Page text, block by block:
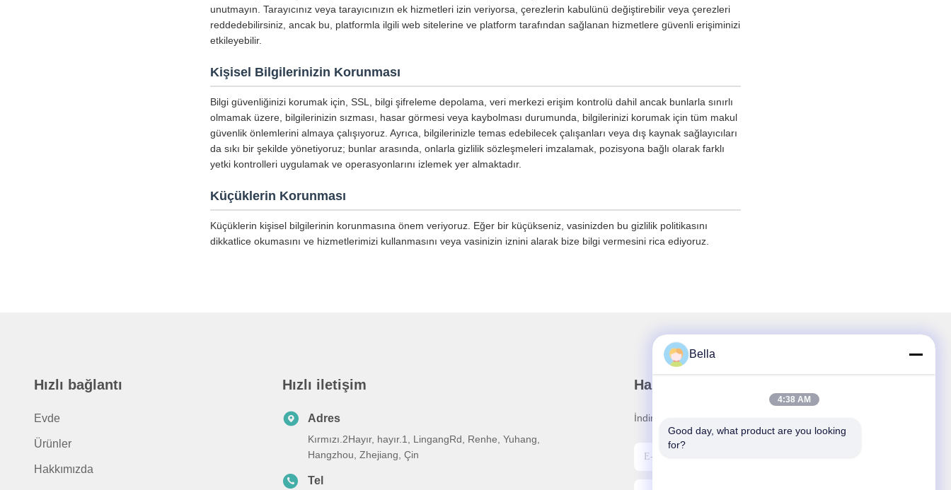
unutmayın. Tarayıcınız veya tarayıcınızın ek hizmetleri izin veriyorsa, çerezlerin kabulünü değiştirebilir veya çerezleri
reddedebilirsiniz, ancak bu, platformla ilgili web sitelerine ve platform tarafından sağlanan hizmetlere güvenli erişiminizi
etkileyebilir.
Kişisel Bilgilerinizin Korunması
Bilgi güvenliğinizi korumak için, SSL, bilgi şifreleme depolama, veri merkezi erişim kontrolü dahil ancak bunlarla sınırlı
olmamak üzere, bilgilerinizin sızması, hasar görmesi veya kaybolması durumunda, bilgilerinizi korumak için tüm makul
güvenlik önlemlerini almaya çalışıyoruz. Ayrıca, bilgilerinizle temas edebilecek çalışanları veya dış kaynak sağlayıcıları
da sıkı bir şekilde yönetiyoruz; bunlar arasında, onlarla gizlilik sözleşmeleri imzalamak, pozisyona bağlı olarak farklı
yetki kontrolleri uygulamak ve operasyonlarını izlemek yer almaktadır.
Küçüklerin Korunması
Küçüklerin kişisel bilgilerinin korunmasına önem veriyoruz. Eğer bir küçükseniz, vasinizden bu gizlilik politikasını
dikkatlice okumasını ve hizmetlerimizi kullanmasını veya vasinizin iznini alarak bize bilgi vermesini rica ediyoruz.
Hızlı bağlantı
Evde
Ürünler
Hakkımızda
Hızlı iletişim
Adres
Kırmızı.2Hayır, hayır.1, LingangRd, Renhe, Yuhang,
Hangzhou, Zhejiang, Çin
Tel
Haber Bültenimiz
İndirimler ve daha fazlası için bültenimize abone olun.
Bella
4:38 AM
Good day, what product are you looking
for?